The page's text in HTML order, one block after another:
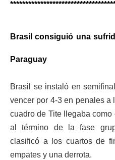
Brasil consiguió una
Paraguay
Brasil se instaló en
vencer por 4-3 en penales a
cuadro de Tite llegaba como
al término de la fase
clasificó a los cuartos de
empates y una derrota.